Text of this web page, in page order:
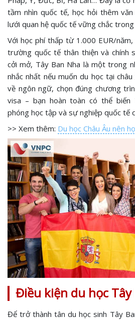
tầm nhìn quốc tế, học hỏi thêm
lưới quan hệ quốc tế vững chắc
Với học phí thấp từ 1.000 EUR/
trường quốc tế thân thiện và chính
cởi mở, Tây Ban Nha là một trong
nhắc nhất nếu muốn du học tại
về ngôn ngữ, chọn đúng chương
visa – bạn hoàn toàn có thể biến
phóng học tập và sự nghiệp quốc tế
>> Xem thêm: Du học Châu Âu nên
Điều kiện du học Tây
Để trở thành tân du học sinh Tây